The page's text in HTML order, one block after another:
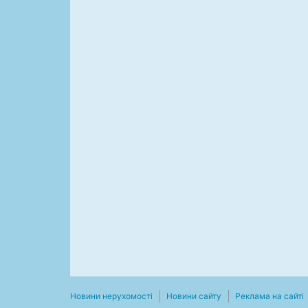
Новини нерухомості Новини сайту Реклама на сайті